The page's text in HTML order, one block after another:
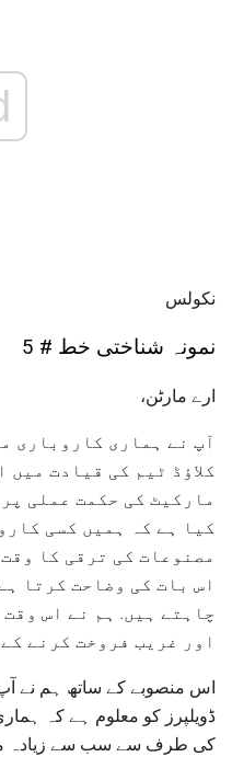
نکولس
نمونہ شناختی خط # 5
ارے مارٹن،
آپ نے ہماری کاروباری
کلاؤڈ ٹیم کی قیادت میں
مارکیٹ کی حکمت عملی
کیا ہے کہ ہمیں کسی
مصنوعات کی ترقی کا
اس بات کی وضاحت کرتا
چاہتے ہیں. ہم نے اس
اور غریب فروخت کرنے
اس منصوبے کے ساتھ ہم نے آپ
ڈویلپرز کو معلوم ہے کہ
کی طرف سے سب سے زیادہ